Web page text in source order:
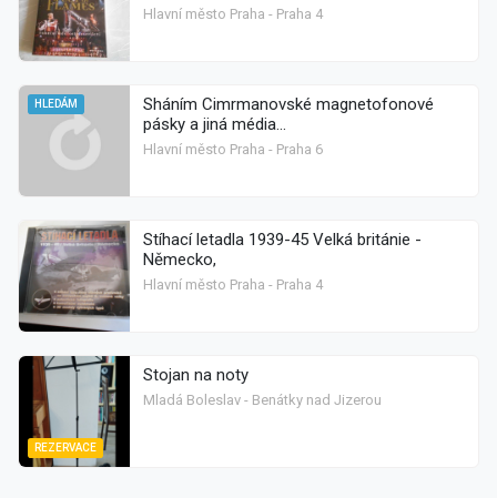
Hlavní město Praha - Praha 4
HLEDÁM
Sháním Cimrmanovské magnetofonové
pásky a jiná média...
Hlavní město Praha - Praha 6
Stíhací letadla 1939-45 Velká británie -
Německo,
Hlavní město Praha - Praha 4
REZERVACE
Stojan na noty
Mladá Boleslav - Benátky nad Jizerou